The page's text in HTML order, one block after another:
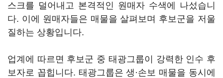
스크를 덜어내고 본격적인 원매자 수색에 나섰습니
다. 이에 원매자들은 매물을 살펴보며 후보군을 저울
질하는 상황입니다.
업계에 따르면 후보군 중 태광그룹이 강력한 인수 후
보자로 꼽힙니다. 태광그룹은 생·손보 매물을 동시에